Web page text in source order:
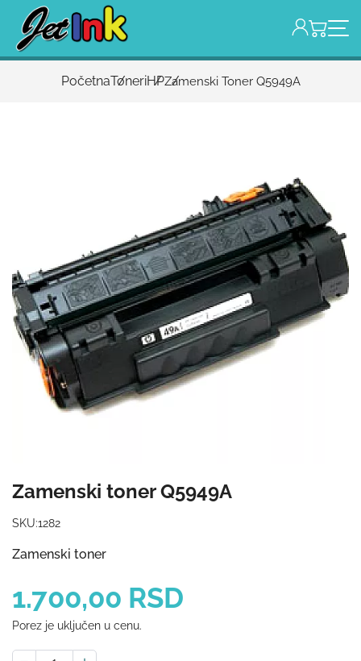
PočetnaToneriHPZamenski Toner Q5949A
Zamenski toner Q5949A
SKU:1282
Zamenski toner
1.700,00 RSD
Porez je uključen u cenu.